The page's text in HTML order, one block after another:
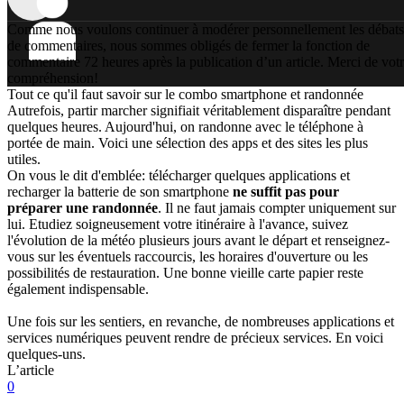
Comme nous voulons continuer à modérer personnellement les débats
de commentaires, nous sommes obligés de fermer la fonction de
commentaire 72 heures après la publication d’un article. Merci de
compréhension!
Tout ce qu'il faut savoir sur le combo smartphone et randonnée
Autrefois, partir marcher signifiait véritablement disparaître pendant
quelques heures. Aujourd'hui, on randonne avec le téléphone à
portée de main. Voici une sélection des apps et des sites les plus
utiles.
On vous le dit d'emblée: télécharger quelques applications et
recharger la batterie de son smartphone ne suffit pas pour
préparer une randonnée. Il ne faut jamais compter uniquement sur
lui. Etudiez soigneusement votre itinéraire à l'avance, suivez
l'évolution de la météo plusieurs jours avant le départ et renseignez-
vous sur les éventuels raccourcis, les horaires d'ouverture ou les
possibilités de restauration. Une bonne vieille carte papier reste
également indispensable.
Une fois sur les sentiers, en revanche, de nombreuses applications et
services numériques peuvent rendre de précieux services. En voici
quelques-uns.
L’article
0